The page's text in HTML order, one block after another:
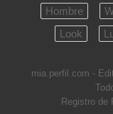
Hombre
Look
mia.perfil.com -
Registro de